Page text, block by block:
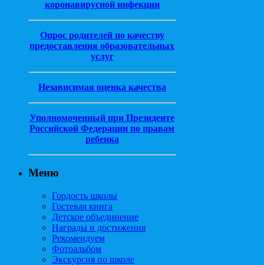
коронавирусной инфекции
Опрос родителей по качеству
предоставления образовательных
услуг
Независимая оценка качества
Уполномоченный при Президенте
Российской Федерации по правам
ребенка
Меню
Гордость школы
Гостевая книга
Детское объединение
Награды и достижения
Рекомендуем
Фотоальбом
Экскурсия по школе